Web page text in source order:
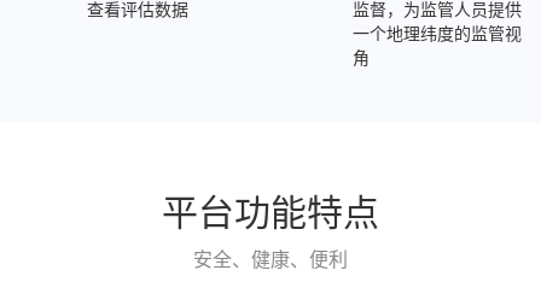
查看评估数据
监督，为监管人员提供
一个地理纬度的监管视
角
平台功能特点
安全、健康、便利